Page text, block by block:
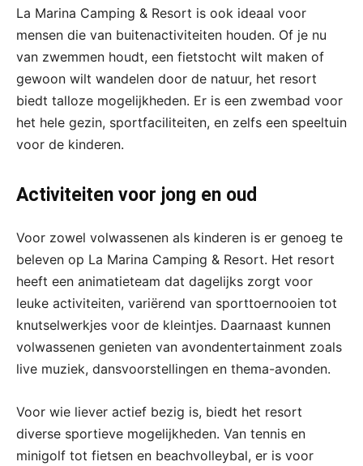
La Marina Camping & Resort is ook ideaal voor
mensen die van buitenactiviteiten houden. Of je nu
van zwemmen houdt, een fietstocht wilt maken of
gewoon wilt wandelen door de natuur, het resort
biedt talloze mogelijkheden. Er is een zwembad voor
het hele gezin, sportfaciliteiten, en zelfs een speeltuin
voor de kinderen.
Activiteiten voor jong en oud
Voor zowel volwassenen als kinderen is er genoeg te
beleven op La Marina Camping & Resort. Het resort
heeft een animatieteam dat dagelijks zorgt voor
leuke activiteiten, variërend van sporttoernooien tot
knutselwerkjes voor de kleintjes. Daarnaast kunnen
volwassenen genieten van avondentertainment zoals
live muziek, dansvoorstellingen en thema-avonden.
Voor wie liever actief bezig is, biedt het resort
diverse sportieve mogelijkheden. Van tennis en
minigolf tot fietsen en beachvolleybal, er is voor